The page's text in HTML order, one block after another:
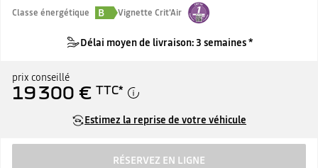
Classe énergétique
B Vignette Crit'Air
Délai moyen de livraison: 3 semaines *
prix conseillé
19 300 € TTC*
Estimez la reprise de votre véhicule
RÉSERVEZ EN LIGNE